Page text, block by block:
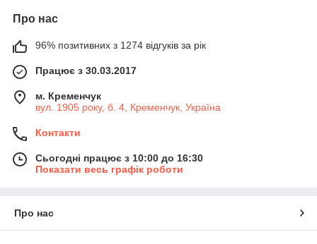
Про нас
96% позитивних з 1274 відгуків за рік
Працює з 30.03.2017
м. Кременчук
вул. 1905 року, б. 4, Кременчук, Україна
Контакти
Сьогодні працює з 10:00 до 16:30
Показати весь графік роботи
Про нас